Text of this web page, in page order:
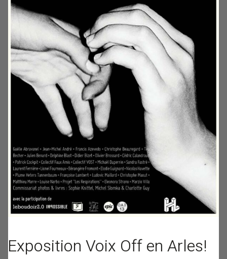
Exposition Voix Off en Arles!